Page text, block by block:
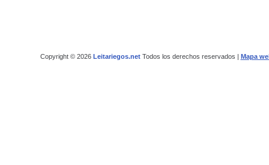
Copyright © 2026 Leitariegos.netTodos los derechos reservados | Mapa